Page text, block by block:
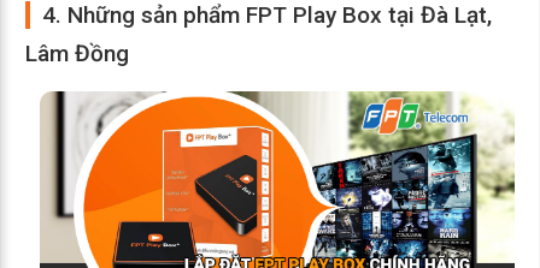
4. Những sản phẩm FPT Play Box tại Đà Lạt,
Lâm Đồng